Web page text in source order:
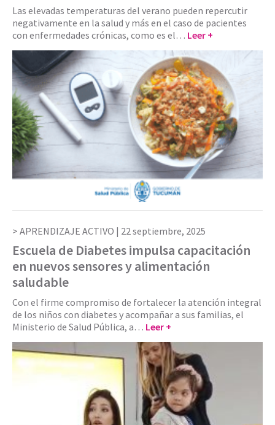
Las elevadas temperaturas del verano pueden repercutir
negativamente en la salud y más en el caso de pacientes
con enfermedades crónicas, como es el… Leer +
APRENDIZAJE ACTIVO | 22 septiembre, 2025
Escuela de Diabetes impulsa capacitación
en nuevos sensores y alimentación
saludable
Con el firme compromiso de fortalecer la atención integral
de los niños con diabetes y acompañar a sus familias, el
Ministerio de Salud Pública, a… Leer +